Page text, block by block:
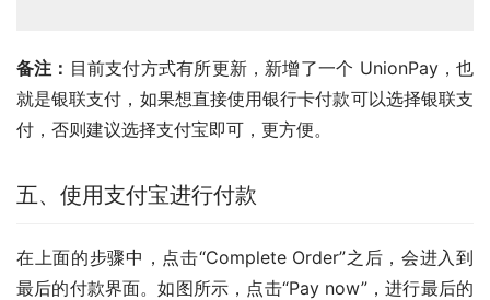
备注： 目前支付方式有所更新，新增了一个 UnionPay，也
就是银联支付，如果想直接使用银行卡付款可以选择银联支
付，否则建议选择支付宝即可，更方便。
五、使用支付宝进行付款
在上面的步骤中，点击“Complete Order”之后，会进入到
最后的付款界面。如图所示，点击“Pay now”，进行最后的